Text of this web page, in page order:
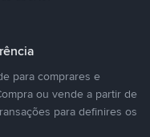
para comprares e
ou vende a partir de
para definires os